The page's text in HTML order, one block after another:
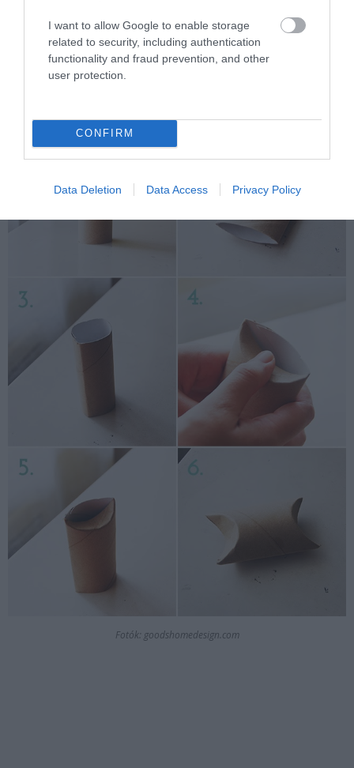
I want to allow Google to enable storage
related to security, including authentication
functionality and fraud prevention, and other
user protection.
CONFIRM
Data Deletion Data Access Privacy Policy
12. Pillanatok alatt összehajtogatható
instant ajándékdoboz
Fotók: goodshomedesign.com